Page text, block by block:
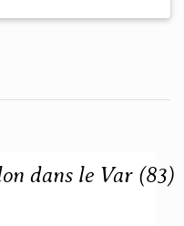
dans le Var (83)